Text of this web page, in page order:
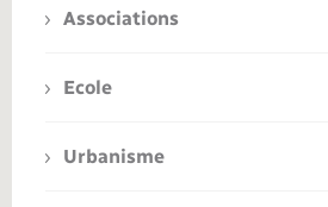
Associations
Ecole
Urbanisme